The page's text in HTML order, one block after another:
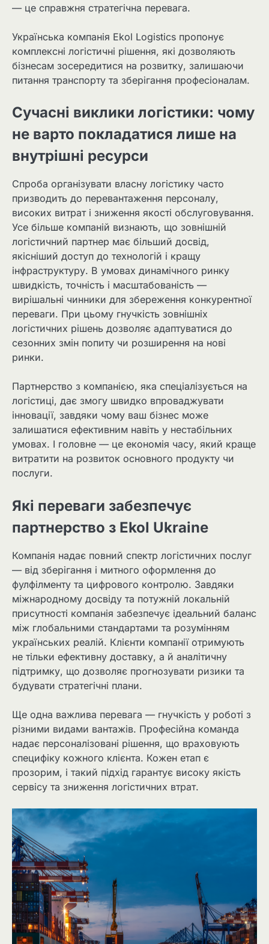
— це справжня стратегічна перевага.
Українська компанія Ekol Logistics пропонує
комплексні логістичні рішення, які дозволяють
бізнесам зосередитися на розвитку, залишаючи
питання транспорту та зберігання професіоналам.
Сучасні виклики логістики: чому
не варто покладатися лише на
внутрішні ресурси
Спроба організувати власну логістику часто
призводить до перевантаження персоналу,
високих витрат і зниження якості обслуговування.
Усе більше компаній визнають, що зовнішній
логістичний партнер має більший досвід,
якісніший доступ до технологій і кращу
інфраструктуру. В умовах динамічного ринку
швидкість, точність і масштабованість —
вирішальні чинники для збереження конкурентної
переваги. При цьому гнучкість зовнішніх
логістичних рішень дозволяє адаптуватися до
сезонних змін попиту чи розширення на нові
ринки.
Партнерство з компанією, яка спеціалізується на
логістиці, дає змогу швидко впроваджувати
інновації, завдяки чому ваш бізнес може
залишатися ефективним навіть у нестабільних
умовах. І головне — це економія часу, який краще
витратити на розвиток основного продукту чи
послуги.
Які переваги забезпечує
партнерство з Ekol Ukraine
Компанія надає повний спектр логістичних послуг
— від зберігання і митного оформлення до
фулфілменту та цифрового контролю. Завдяки
міжнародному досвіду та потужній локальній
присутності компанія забезпечує ідеальний баланс
між глобальними стандартами та розумінням
українських реалій. Клієнти компанії отримують
не тільки ефективну доставку, а й аналітичну
підтримку, що дозволяє прогнозувати ризики та
будувати стратегічні плани.
Ще одна важлива перевага — гнучкість у роботі з
різними видами вантажів. Професійна команда
надає персоналізовані рішення, що враховують
специфіку кожного клієнта. Кожен етап є
прозорим, і такий підхід гарантує високу якість
сервісу та зниження логістичних втрат.